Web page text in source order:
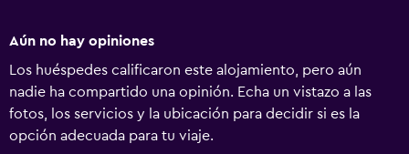
Aún no hay opiniones
Los huéspedes calificaron este alojamiento, pero aún
nadie ha compartido una opinión. Echa un vistazo a las
fotos, los servicios y la ubicación para decidir si es la
opción adecuada para tu viaje.